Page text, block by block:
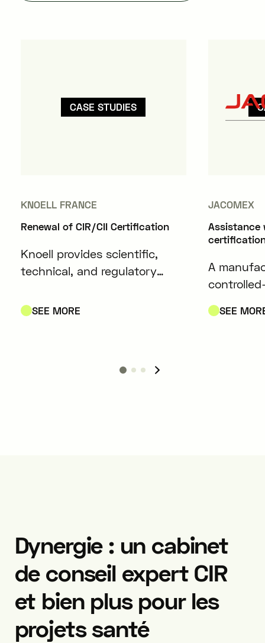
CASE STUDIES
KNOELL FRANCE
Renewal of CIR/CII Certification
Knoell provides scientific,
technical, and regulatory
chemical, crop protection,
SEE MORE
JACOMEX
Assistance
A
the
SEE
Dynergie : un cabinet
de conseil expert CIR
et bien plus pour les
projets santé